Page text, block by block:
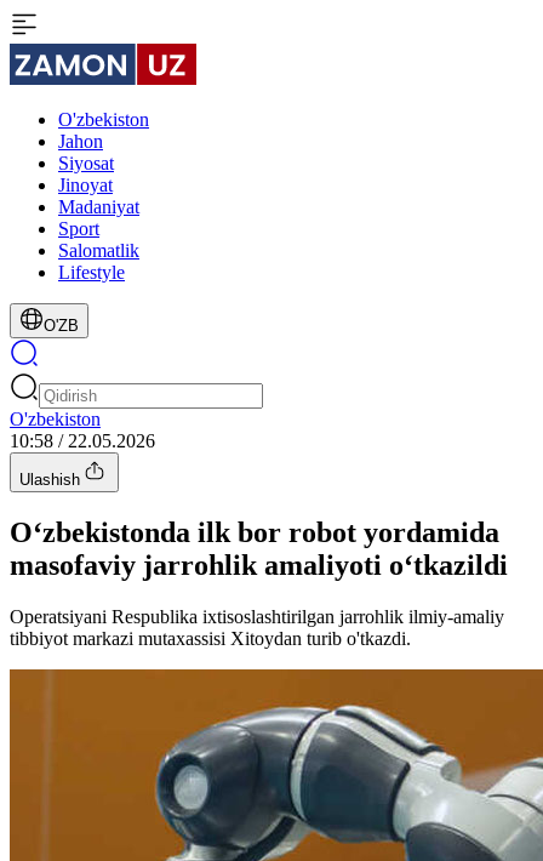
O'zbekiston
Jahon
Siyosat
Jinoyat
Madaniyat
Sport
Salomatlik
Lifestyle
O'ZB
O'zbekiston
10:58 / 22.05.2026
Ulashish
O‘zbekistonda ilk bor robot yordamida
masofaviy jarrohlik amaliyoti o‘tkazildi
Operatsiyani Respublika ixtisoslashtirilgan jarrohlik ilmiy-amaliy
tibbiyot markazi mutaxassisi Xitoydan turib o'tkazdi.